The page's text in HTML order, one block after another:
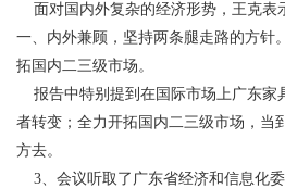
面对国内外复杂的经济形势，王克表
一、内外兼顾，坚持两条腿走路的方针
拓国内二三级市场。
报告中特别提到在国际市场上广东家
者转变；全力开拓国内二三级市场，当
方去。
3、会议听取了广东省经济和信息化